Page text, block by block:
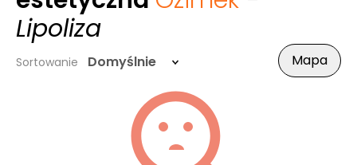
Lipoliza
Sortowanie Domyślnie Mapa